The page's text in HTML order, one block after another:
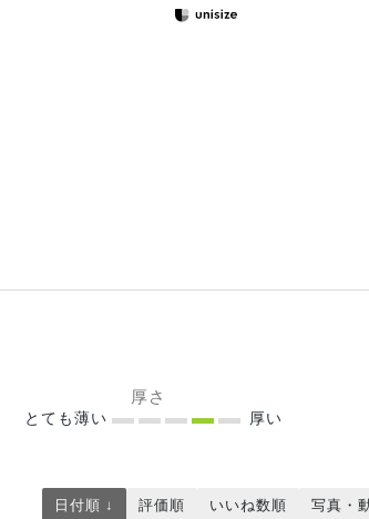
厚さ
とても薄い 厚い
日付順 ↓ 評価順 いいね数順 写真・